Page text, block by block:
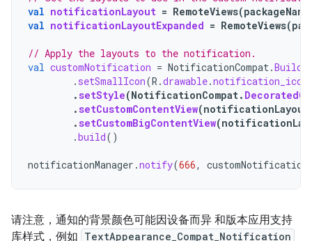
val notificationLayout = RemoteViews(packageName
val notificationLayoutExpanded = RemoteViews(
// Apply the layouts to the notification.
val customNotification = NotificationCompat.
. setSmallIcon(R .drawable.notification_icon
.setStyle(NotificationCompat.
.setCustomContentView(notificationLayout
.setCustomBigContentView(
.build()
notificationManager .notify(666, customNotification
请注意，通知的背景颜色可能因设备而异 和版本应用支持
库样式，例如 TextAppearance_Compat_Notification